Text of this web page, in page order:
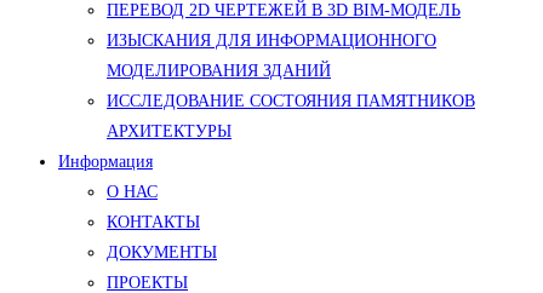
ПЕРЕВОД 2D ЧЕРТЕЖЕЙ В 3D BIM-МОДЕЛЬ
ИЗЫСКАНИЯ ДЛЯ ИНФОРМАЦИОННОГО
МОДЕЛИРОВАНИЯ ЗДАНИЙ
ИССЛЕДОВАНИЕ СОСТОЯНИЯ ПАМЯТНИКОВ
АРХИТЕКТУРЫ
Информация
О НАС
КОНТАКТЫ
ДОКУМЕНТЫ
ПРОЕКТЫ